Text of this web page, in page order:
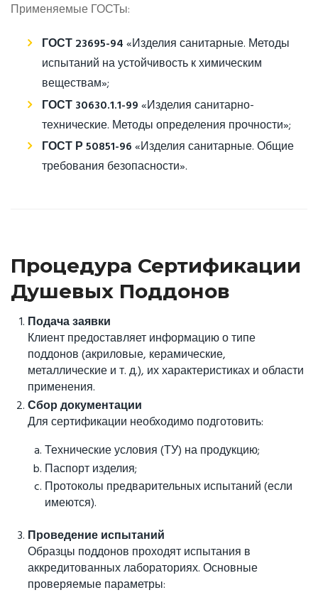
Применяемые ГОСТы:
ГОСТ 23695-94«Изделия санитарные. Методы
испытаний на устойчивость к химическим
веществам»;
ГОСТ 30630.1.1-99«Изделия санитарно-
технические. Методы определения прочности»;
ГОСТ Р 50851-96«Изделия санитарные. Общие
требования безопасности».
Процедура Сертификации
Душевых Поддонов
Подача заявки
Клиент предоставляет информацию о типе
поддонов (акриловые, керамические,
металлические и т. д.), их характеристиках и области
применения.
Сбор документации
Для сертификации необходимо подготовить:
Технические условия (ТУ) на продукцию;
Паспорт изделия;
Протоколы предварительных испытаний (если
имеются).
Проведение испытаний
Образцы поддонов проходят испытания в
аккредитованных лабораториях. Основные
проверяемые параметры: